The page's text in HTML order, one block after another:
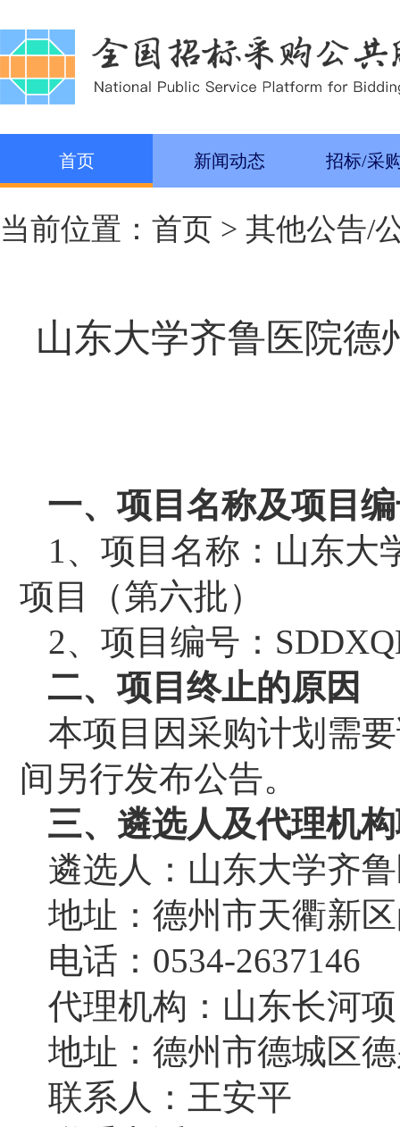
首页 新闻动态 招标/采
当前位置： 首页 > 其他公告/
山东大学齐鲁医院德
一、项目名称及项目
1、项目名称： 山东大
项目（第六批）
2、项目编号：
二、 项目终止的原因
本项目因采购计划需
间另行发布公告。
三、遴选人及代理机
遴选人： 山东大学齐
地址：德州市天衢新
电话： 0534-2637146
代理机构：山东长河
地址： 德州市德城区
联系人：王安平